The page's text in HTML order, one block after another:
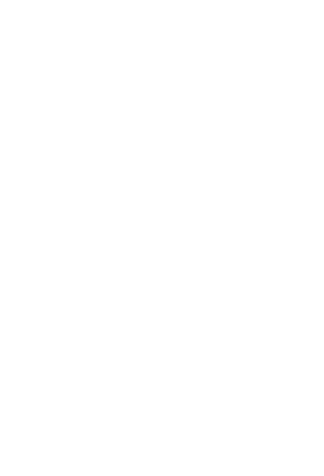
¿Puede La
fuera del Mundial?
presión sobre la